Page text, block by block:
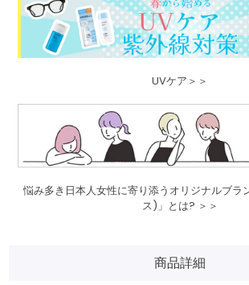
UVケア＞＞
悩み多き日本人女性に寄り添うオリジナルブ
ス)」とは? ＞＞
商品詳細